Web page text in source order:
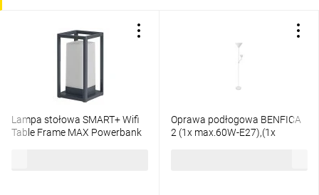
Lampa stołowa SMART+ Wifi
Table Frame MAX Powerbank
Oprawa podłogowa BENFICA
2 (1x max.60W-E27),(1x